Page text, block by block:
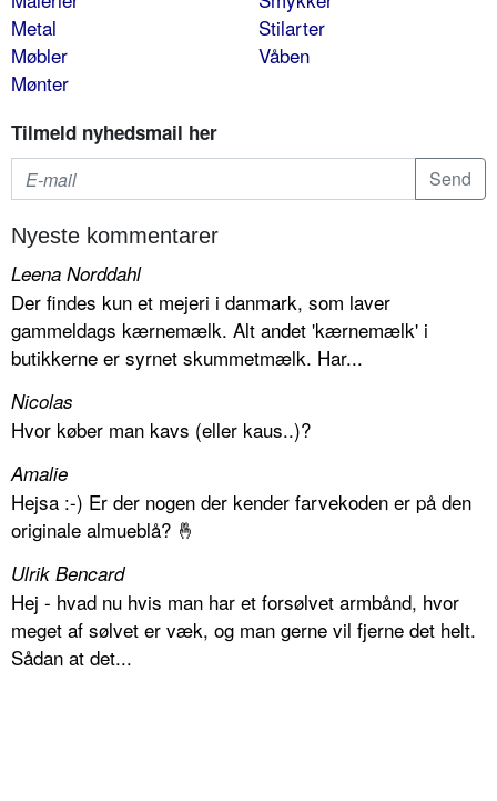
Metal
Møbler
Mønter
Stilarter
Våben
Tilmeld nyhedsmail her
Nyeste kommentarer
Leena Norddahl
Der findes kun et mejeri i danmark, som laver
gammeldags kærnemælk. Alt andet 'kærnemælk' i
butikkerne er syrnet skummetmælk. Har...
Nicolas
Hvor køber man kavs (eller kaus..)?
Amalie
Hejsa :-) Er der nogen der kender farvekoden er på den
originale almueblå? 🤞
Ulrik Bencard
Hej - hvad nu hvis man har et forsølvet armbånd, hvor
meget af sølvet er væk, og man gerne vil fjerne det helt.
Sådan at det...